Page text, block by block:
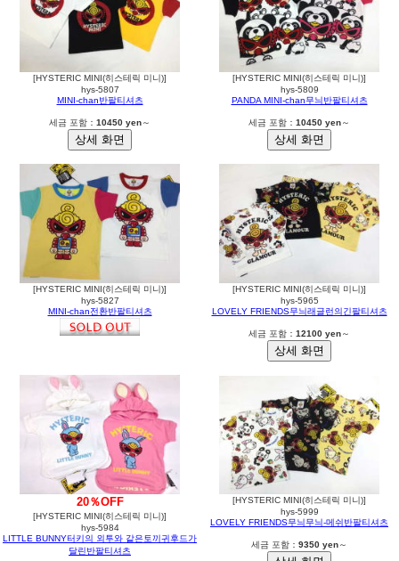
[HYSTERIC MINI(히스테릭 미니)]
hys-5807
MINI-chan반팔티셔츠
세금 포함： 10450 yen～
[HYSTERIC MINI(히스테릭 미니)]
hys-5809
PANDA MINI-chan무늬반팔티셔츠
세금 포함： 10450 yen～
[HYSTERIC MINI(히스테릭 미니)]
hys-5827
MINI-chan전환반팔티셔츠
[HYSTERIC MINI(히스테릭 미니)]
hys-5965
LOVELY FRIENDS무늬래글런의긴팔티셔츠
세금 포함： 12100 yen～
20％OFF
[HYSTERIC MINI(히스테릭 미니)]
hys-5984
LITTLE BUNNY터키의 외투와 같은토끼귀후드가
달린반팔티셔츠
[HYSTERIC MINI(히스테릭 미니)]
hys-5999
LOVELY FRIENDS무늬무늬-메쉬반팔티셔츠
세금 포함： 9350 yen～